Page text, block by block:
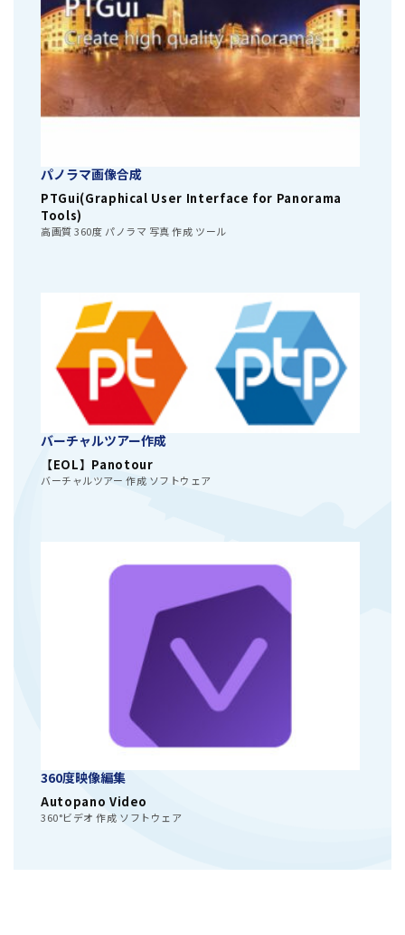
パノラマ画像合成
PTGui(Graphical User Interface for Panorama
Tools)
高画質 360度 パノラマ 写真 作成 ツール
バーチャルツアー作成
【EOL】Panotour
バーチャルツアー 作成 ソフトウェア
360度映像編集
Autopano Video
360°ビデオ 作成 ソフトウェア